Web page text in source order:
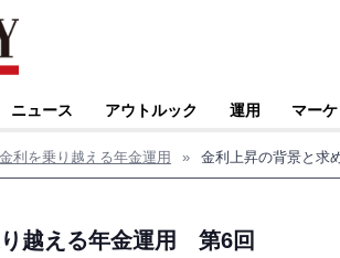
ニュース アウトルック 運用 マー
利を乗り越える年金運用 »
越える年金運用 第6回